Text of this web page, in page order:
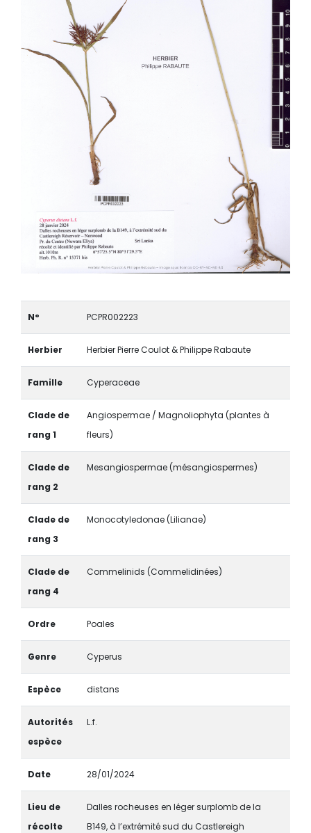
N° PCPR002223
Herbier Herbier Pierre Coulot & Philippe Rabaute
Famille Cyperaceae
Clade de
rang 1
Angiospermae / Magnoliophyta (plantes à
fleurs)
Clade de
rang 2
Mesangiospermae (mésangiospermes)
Clade de
rang 3
Monocotyledonae (Lilianae)
Clade de
rang 4
Commelinids (Commelidinées)
Ordre Poales
Genre Cyperus
Espèce distans
Autorités
espèce
L.f.
Date 28/01/2024
Lieu de
récolte
Dalles rocheuses en léger surplomb de la
B149, à l’extrémité sud du Castlereigh